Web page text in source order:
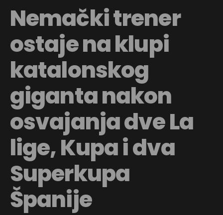
Nemački trener
ostaje na klupi
katalonskog
giganta nakon
osvajanja dve La
lige, Kupa i dva
Superkupa
Španije